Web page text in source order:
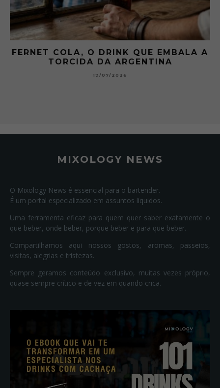
FERNET COLA, O DRINK QUE EMBALA A
TORCIDA DA ARGENTINA
19/07/2026
MIXOLOGY NEWS
O Mixology News é essencial para o bartender.
É um portal especializado em assuntos líquidos.
Uma ferramenta eficaz para quem quer saber exatamente o
que beber, onde beber, porque beber e para que beber.
Compartilhamos aqui nossos gostos, aromas, passeios,
visitas, alegrias e tristezas.
Sempre geramos conteúdo exclusivo, muitas vezes próprio,
quase sempre crítico e de vez em quando crica.